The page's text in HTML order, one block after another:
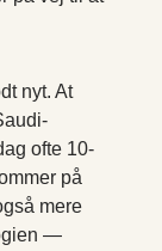
nyt. At
ofte 10-
på
mere
—